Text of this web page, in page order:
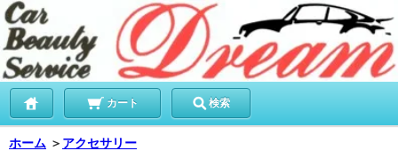
カート 検索
ホーム ＞ アクセサリー